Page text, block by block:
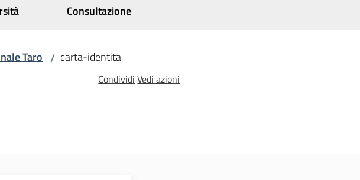
Consultazione
Taro / carta-identita
Condividi Vedi azioni